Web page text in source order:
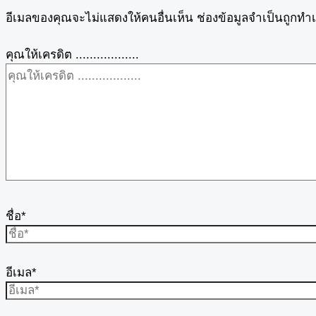
อีเมลของคุณจะไม่แสดงให้คนอื่นเห็น ช่องข้อมูลจำเป็นถูกทำ
คุณให้เครดิต ..................
ชื่อ*
อีเมล*